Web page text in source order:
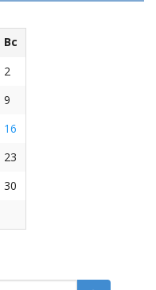
Вс
2
9
16
23
30